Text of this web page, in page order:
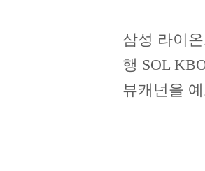
삼성 라이
행 SOL
뷰캐넌을